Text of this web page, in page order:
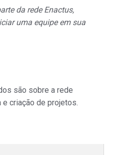
da rede Enactus,
uma equipe em sua
são sobre a rede
e criação de projetos.